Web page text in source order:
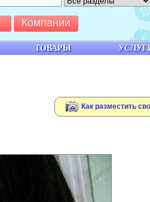
Как разместить
ТОВАРЫ
Компании